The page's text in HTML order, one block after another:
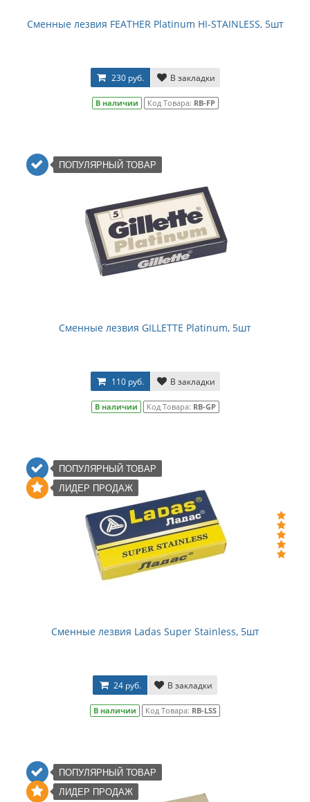
Сменные лезвия FEATHER Platinum HI-STAINLESS, 5шт
230 руб. В закладки
В наличии Код Товара: RB-FP
ПОПУЛЯРНЫЙ ТОВАР
Сменные лезвия GILLETTE Platinum, 5шт
110 руб. В закладки
В наличии Код Товара: RB-GP
ПОПУЛЯРНЫЙ ТОВАР
ЛИДЕР ПРОДАЖ
Сменные лезвия Ladas Super Stainless, 5шт
24 руб. В закладки
В наличии Код Товара: RB-LSS
ПОПУЛЯРНЫЙ ТОВАР
ЛИДЕР ПРОДАЖ